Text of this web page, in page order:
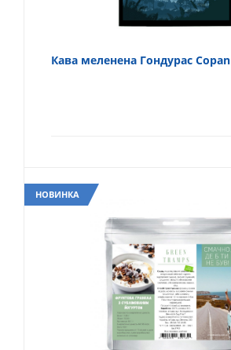
Кава меленена Гондурас Copan
НОВИНКА